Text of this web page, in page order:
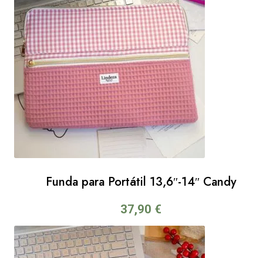
Funda para Portátil 13,6″-14″ Candy
37,90 €